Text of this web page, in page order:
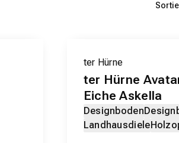
ter Hürne
ter Hürne
Eiche Askella
Designboden
Landhausdiele